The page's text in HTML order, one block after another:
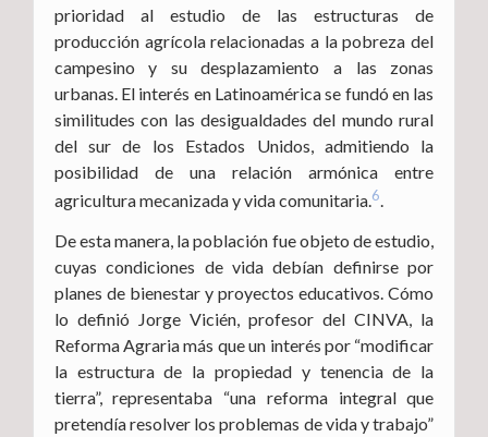
prioridad al estudio de las estructuras de
producción agrícola relacionadas a la pobreza del
campesino y su desplazamiento a las zonas
urbanas. El interés en Latinoamérica se fundó en las
similitudes con las desigualdades del mundo rural
del sur de los Estados Unidos, admitiendo la
posibilidad de una relación armónica entre
agricultura mecanizada y vida comunitaria.6.
De esta manera, la población fue objeto de estudio,
cuyas condiciones de vida debían definirse por
planes de bienestar y proyectos educativos. Cómo
lo definió Jorge Vicién, profesor del CINVA, la
Reforma Agraria más que un interés por “modificar
la estructura de la propiedad y tenencia de la
tierra”, representaba “una reforma integral que
pretendía resolver los problemas de vida y trabajo”